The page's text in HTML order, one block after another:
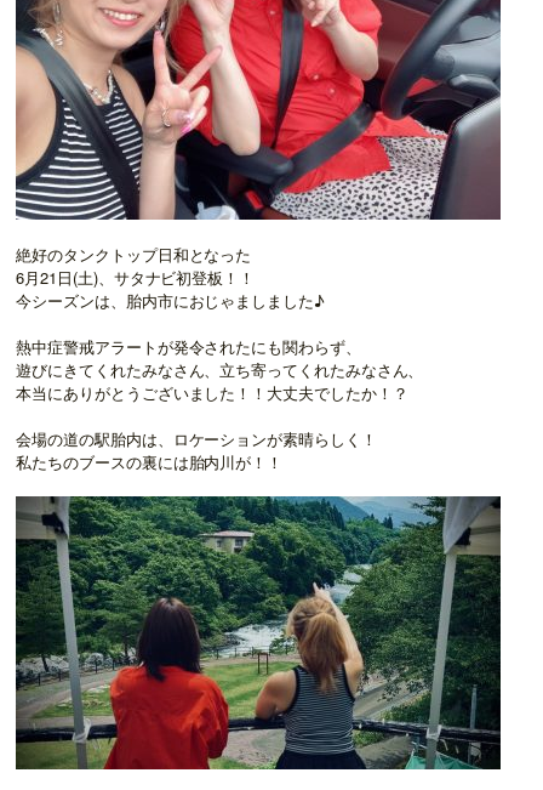
絶好のタンクトップ日和となった
6月21日(土)、サタナビ初登板！！
今シーズンは、胎内市におじゃましました♪
熱中症警戒アラートが発令されたにも関わらず、
遊びにきてくれたみなさん、立ち寄ってくれたみなさん、
本当にありがとうございました！！大丈夫でしたか！？
会場の道の駅胎内は、ロケーションが素晴らしく！
私たちのブースの裏には胎内川が！！